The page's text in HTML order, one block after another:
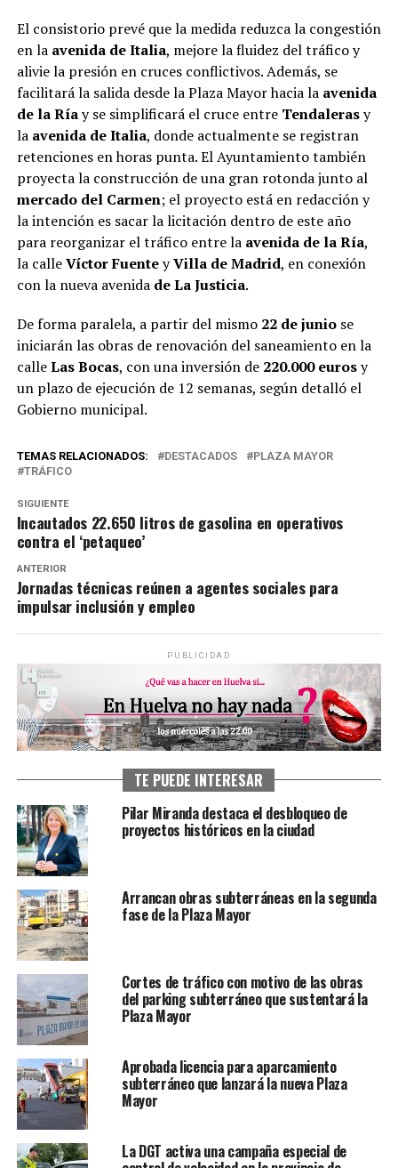
El consistorio prevé que la medida reduzca la congestión
en la avenida de Italia, mejore la fluidez del tráfico y
alivie la presión en cruces conflictivos. Además, se
facilitará la salida desde la Plaza Mayor hacia la avenida
de la Ríay se simplificará el cruce entre Tendalerasy
la avenida de Italia, donde actualmente se registran
retenciones en horas punta. El Ayuntamiento también
proyecta la construcción de una gran rotonda junto al
mercado del Carmen; el proyecto está en redacción y
la intención es sacar la licitación dentro de este año
para reorganizar el tráfico entre la avenida de la Ría,
la calleVíctor FuenteyVilla de Madrid, en conexión
con la nueva avenida de La Justicia.
De forma paralela, a partir del mismo 22 de juniose
iniciarán las obras de renovación del saneamiento en la
calleLas Bocas, con una inversión de 220.000 eurosy
un plazo de ejecución de 12 semanas, según detalló el
Gobierno municipal.
TEMAS RELACIONADOS: DESTACADOS
PLAZA MAYOR
TRÁFICO
SIGUIENTE
Incautados 22.650 litros de gasolina en operativos
contra el ‘petaqueo’
ANTERIOR
Jornadas técnicas reúnen a agentes sociales para
impulsar inclusión y empleo
PUBLICIDAD
TE PUEDE INTERESAR
Pilar Miranda destaca el desbloqueo de
proyectos históricos en la ciudad
Arrancan obras subterráneas en la segunda
fase de la Plaza Mayor
Cortes de tráfico con motivo de las obras
del parking subterráneo que sustentará la
Plaza Mayor
Aprobada licencia para aparcamiento
subterráneo que lanzará la nueva Plaza
Mayor
La DGT activa una campaña especial de